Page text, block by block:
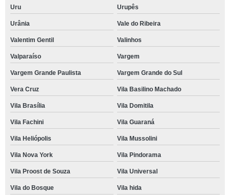
Uru Urupês
Urânia Vale do Ribeira
Valentim Gentil Valinhos
Valparaíso Vargem
Vargem Grande Paulista Vargem Grande do Sul
Vera Cruz Vila Basilino Machado
Vila Brasília Vila Domitila
Vila Fachini Vila Guaraná
Vila Heliópolis Vila Mussolini
Vila Nova York Vila Pindorama
Vila Proost de Souza Vila Universal
Vila do Bosque Vila hida